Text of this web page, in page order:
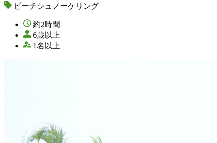
ビーチシュノーケリング
約2時間
6歳以上
1名以上